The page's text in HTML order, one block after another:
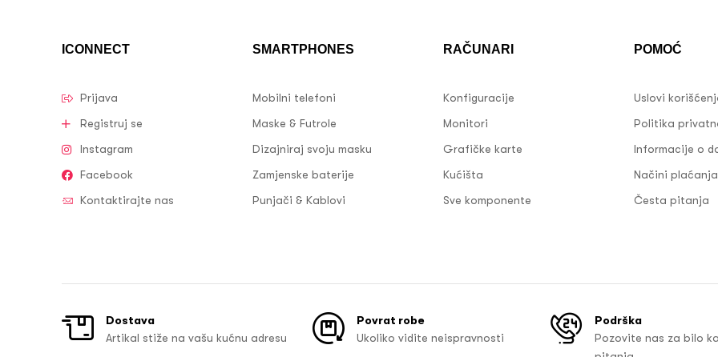
ICONNECT
Prijava
Registruj se
Instagram
Facebook
Kontaktirajte nas
SMARTPHONES
Mobilni telefoni
Maske & Futrole
Dizajniraj svoju masku
Zamjenske baterije
Punjači & Kablovi
RAČUNARI
Konfiguracije
Monitori
Grafičke karte
Kućišta
Sve komponente
POMOĆ
Uslovi
Politika
Informacije o
Načini plaćanja
Česta pitanja
Dostava
Artikal stiže na vašu kućnu adresu
Povrat robe
Ukoliko vidite neispravnosti
Podrška
Pozovite nas za bilo